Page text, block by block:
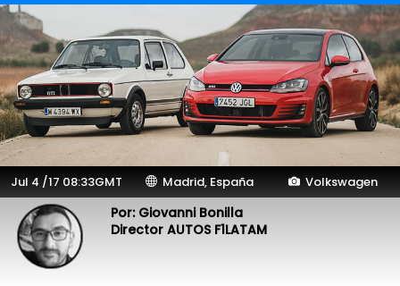
Jul 4 /17 08:33GMT Madrid, España Volkswagen
Por: Giovanni Bonilla
Director AUTOS F1LATAM